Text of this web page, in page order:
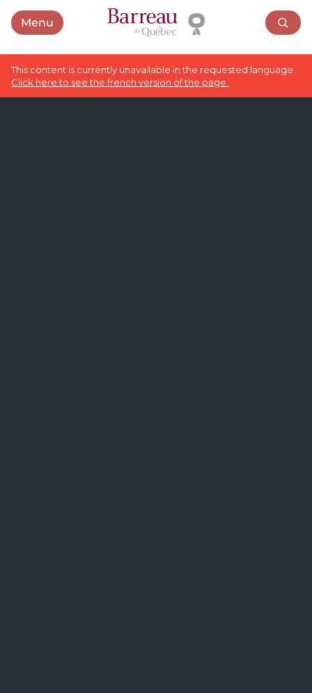
MenuOpen menu
This content is currently unavailable in the requested language.
Click here to see the french version of the page.